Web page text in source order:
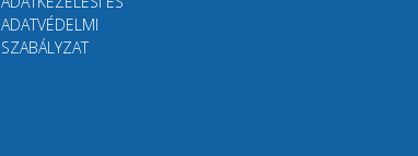
ADATVÉDELMI
SZABÁLYZAT